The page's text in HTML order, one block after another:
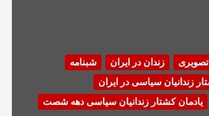
زندان در ایران
شبنامه
زندانیان سیاسی در ایران
یادمان کشتار زندانیان سیاسی دهه شصت